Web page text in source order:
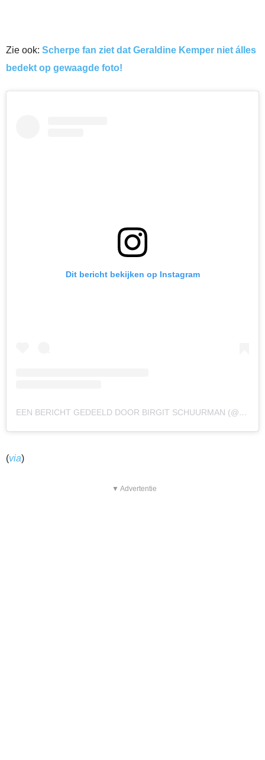
Zie ook: Scherpe fan ziet dat Geraldine Kemper niet álles
bedekt op gewaagde foto!
Dit bericht bekijken op Instagram
EEN BERICHT GEDEELD DOOR BIRGIT SCHUURMAN (@BIRGIT.SCHUURMAN)
(via)
▼ Advertentie